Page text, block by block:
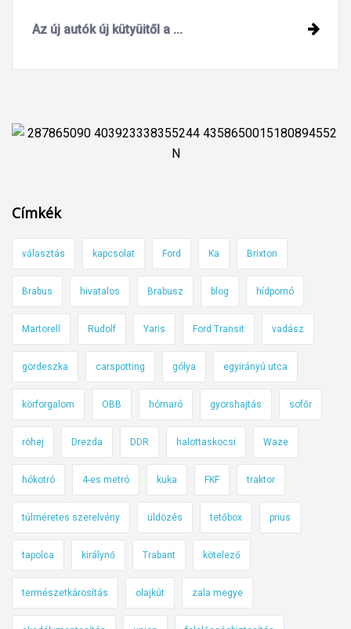
Az új autók új kütyüitől a ...
Címkék
választás kapcsolat Ford Ka Brixton
Brabus hivatalos Brabusz blog hídpornó
Martorell Rudolf Yaris Ford Transit vadász
gördeszka carspotting gólya egyirányú utca
körforgalom OBB hómaró gyorshajtás sofőr
röhej Drezda DDR halottaskocsi Waze
hókotró 4-es metró kuka FKF traktor
túlméretes szerelvény üldözés tetőbox prius
tapolca királynő Trabant kötelező
természetkárosítás olajkút zala megye